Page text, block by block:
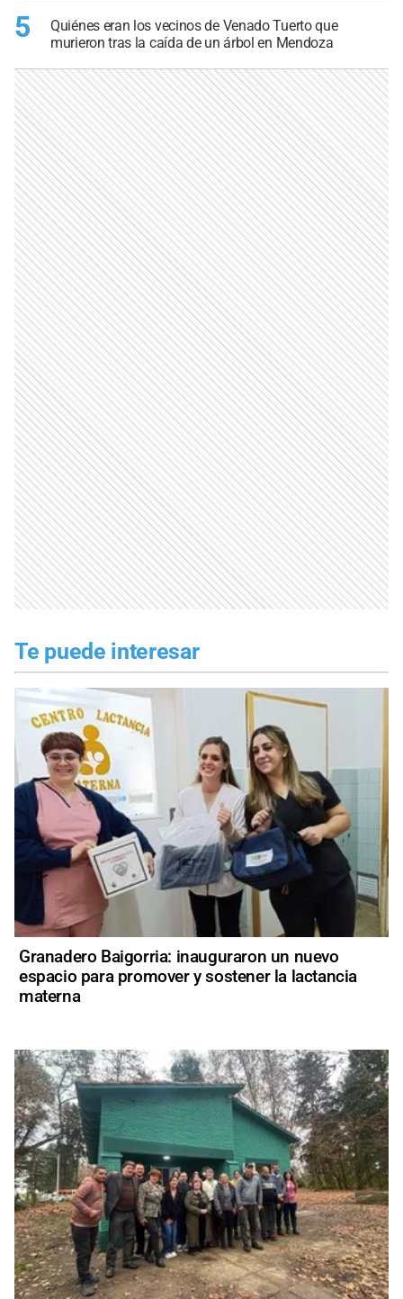
5
Quiénes eran los vecinos de Venado Tuerto que
murieron tras la caída de un árbol en Mendoza
Te puede interesar
Granadero Baigorria: inauguraron un nuevo
espacio para promover y sostener la lactancia
materna